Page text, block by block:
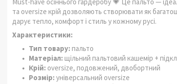
та oversize крій дозволяють створювати як
дарує тепло, комфорт і стиль у кожному русі.
Характеристики:
Тип товару: пальто
Матеріал: щільний пальтовий кашемір +
Крій: oversize, подовжений, двобортний
Розмір: універсальний oversize